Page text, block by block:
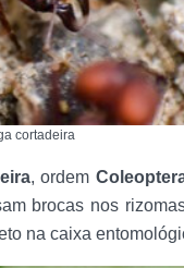
cortadeira
, ordem
brocas nos
na caixa